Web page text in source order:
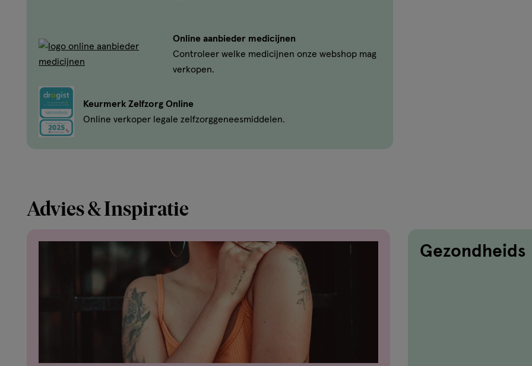
Online aanbieder medicijnen
Controleer welke medicijnen onze webshop mag
verkopen.
Keurmerk Zelfzorg Online
Online verkoper legale zelfzorggeneesmiddelen.
Advies & Inspiratie
Gezondheids